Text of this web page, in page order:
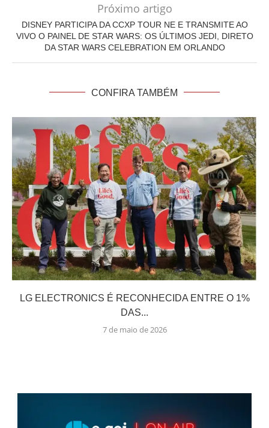
Próximo artigo
DISNEY PARTICIPA DA CCXP TOUR NE E TRANSMITE AO
VIVO O PAINEL DE STAR WARS: OS ÚLTIMOS JEDI, DIRETO
DA STAR WARS CELEBRATION EM ORLANDO
CONFIRA TAMBÉM
LG ELECTRONICS É RECONHECIDA ENTRE O 1%
DAS...
7 de maio de 2026